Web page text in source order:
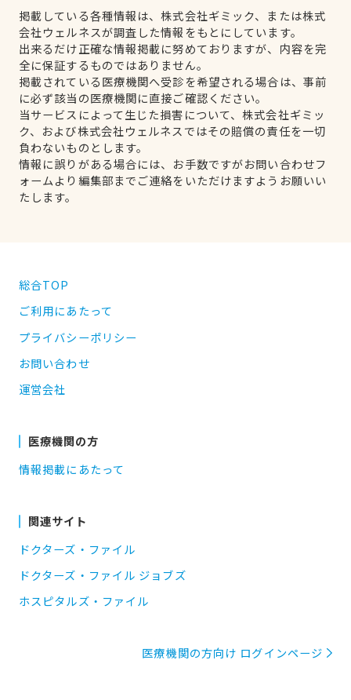
掲載している各種情報は、株式会社ギミック、または株式
会社ウェルネスが調査した情報をもとにしています。
出来るだけ正確な情報掲載に努めておりますが、内容を完
全に保証するものではありません。
掲載されている医療機関へ受診を希望される場合は、事前
に必ず該当の医療機関に直接ご確認ください。
当サービスによって生じた損害について、株式会社ギミッ
ク、および株式会社ウェルネスではその賠償の責任を一切
負わないものとします。
情報に誤りがある場合には、お手数ですがお問い合わせフ
ォームより編集部までご連絡をいただけますようお願いい
たします。
総合TOP
ご利用にあたって
プライバシーポリシー
お問い合わせ
運営会社
医療機関の方
情報掲載にあたって
関連サイト
ドクターズ・ファイル
ドクターズ・ファイル ジョブズ
ホスピタルズ・ファイル
医療機関の方向け ログインページ